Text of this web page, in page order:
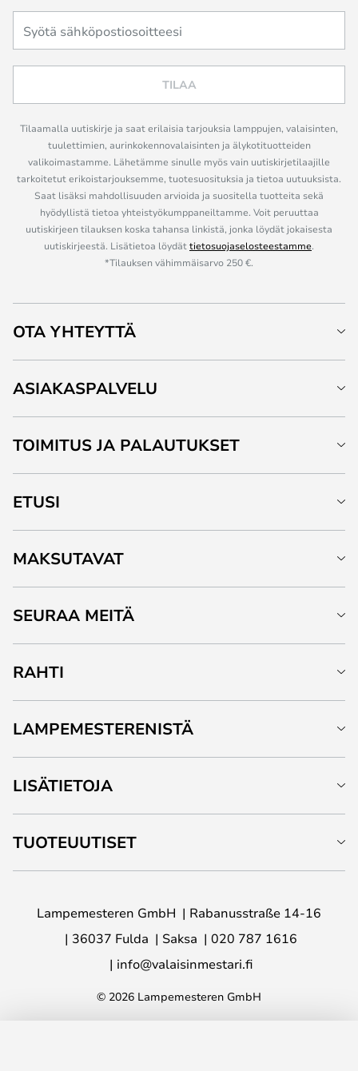
TILAA
Tilaamalla uutiskirje ja saat erilaisia tarjouksia lamppujen, valaisinten,
tuulettimien, aurinkokennovalaisinten ja älykotituotteiden
valikoimastamme. Lähetämme sinulle myös vain uutiskirjetilaajille
tarkoitetut erikoistarjouksemme, tuotesuosituksia ja tietoa uutuuksista.
Saat lisäksi mahdollisuuden arvioida ja suositella tuotteita sekä
hyödyllistä tietoa yhteistyökumppaneiltamme. Voit peruuttaa
uutiskirjeen tilauksen koska tahansa linkistä, jonka löydät jokaisesta
uutiskirjeestä. Lisätietoa löydättietosuojaselosteestamme.
*Tilauksen vähimmäisarvo 250 €.
OTA YHTEYTTÄ
ASIAKASPALVELU
TOIMITUS JA PALAUTUKSET
ETUSI
MAKSUTAVAT
SEURAA MEITÄ
RAHTI
LAMPEMESTERENISTÄ
LISÄTIETOJA
TUOTEUUTISET
Lampemesteren GmbH
Rabanusstraße 14-16
36037 Fulda
Saksa
020 787 1616
info@valaisinmestari.fi
© 2026 Lampemesteren GmbH